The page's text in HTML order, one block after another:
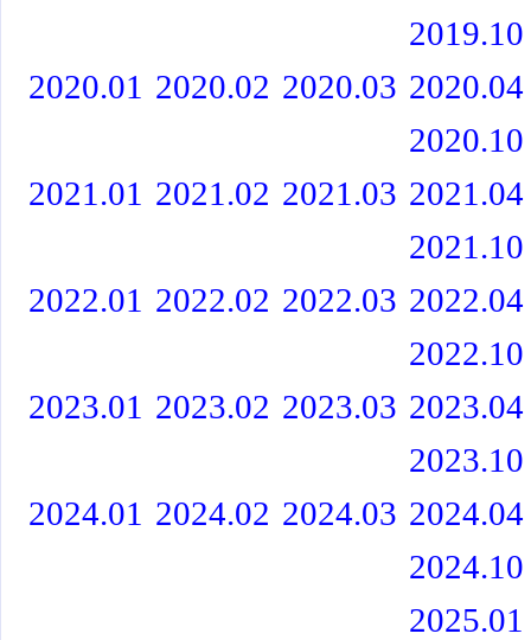
2019.10
2020.01 2020.02 2020.03 2020.04
2020.10
2021.01 2021.02 2021.03 2021.04
2021.10
2022.01 2022.02 2022.03 2022.04
2022.10
2023.01 2023.02 2023.03 2023.04
2023.10
2024.01 2024.02 2024.03 2024.04
2024.10
2025.01